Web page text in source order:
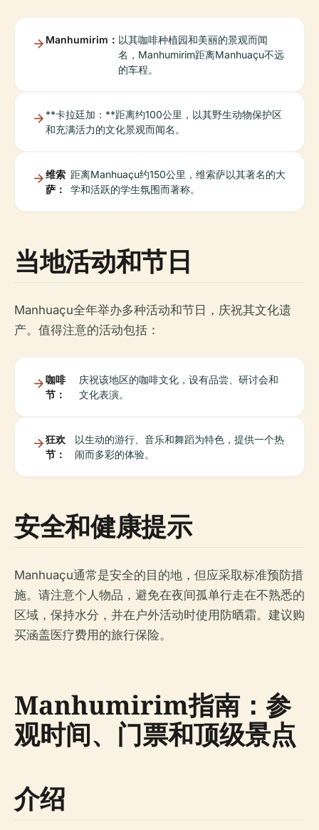
Manhumirim： 以其咖啡种植园和美丽的景观而闻
名，Manhumirim距离Manhuaçu不远
的车程。
**卡拉廷加：**距离约100公里，以其野生动物保护区
和充满活力的文化景观而闻名。
维索
萨：
距离Manhuaçu约150公里，维索萨以其著名的大
学和活跃的学生氛围而著称。
当地活动和节日
Manhuaçu全年举办多种活动和节日，庆祝其文化遗
产。值得注意的活动包括：
咖啡
节：
庆祝该地区的咖啡文化，设有品尝、研讨会和
文化表演。
狂欢
节：
以生动的游行、音乐和舞蹈为特色，提供一个热
闹而多彩的体验。
安全和健康提示
Manhuaçu通常是安全的目的地，但应采取标准预防措
施。请注意个人物品，避免在夜间孤单行走在不熟悉的
区域，保持水分，并在户外活动时使用防晒霜。建议购
买涵盖医疗费用的旅行保险。
Manhumirim指南：参
观时间、门票和顶级景点
介绍